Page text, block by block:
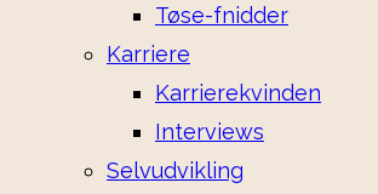
Tøse-fnidder
Karriere
Karrierekvinden
Interviews
Selvudvikling